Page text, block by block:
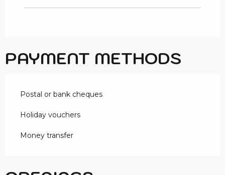
PAYMENT METHODS
Postal or bank cheques
Holiday vouchers
Money transfer